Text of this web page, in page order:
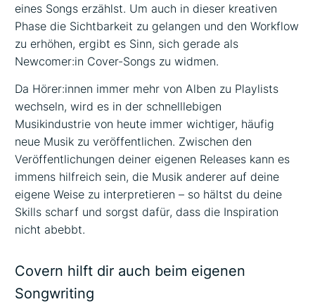
eines Songs erzählst. Um auch in dieser kreativen
Phase die Sichtbarkeit zu gelangen und den Workflow
zu erhöhen, ergibt es Sinn, sich gerade als
Newcomer:in Cover-Songs zu widmen.
Da Hörer:innen immer mehr von Alben zu Playlists
wechseln, wird es in der schnelllebigen
Musikindustrie von heute immer wichtiger, häufig
neue Musik zu veröffentlichen. Zwischen den
Veröffentlichungen deiner eigenen Releases kann es
immens hilfreich sein, die Musik anderer auf deine
eigene Weise zu interpretieren – so hältst du deine
Skills scharf und sorgst dafür, dass die Inspiration
nicht abebbt.
Covern hilft dir auch beim eigenen
Songwriting